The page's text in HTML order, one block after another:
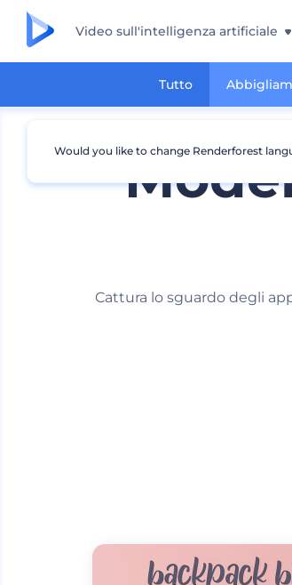
Video sull'intelligenza artificiale
Tutto
Cattura lo sguardo degli
Would you like to change Renderforest